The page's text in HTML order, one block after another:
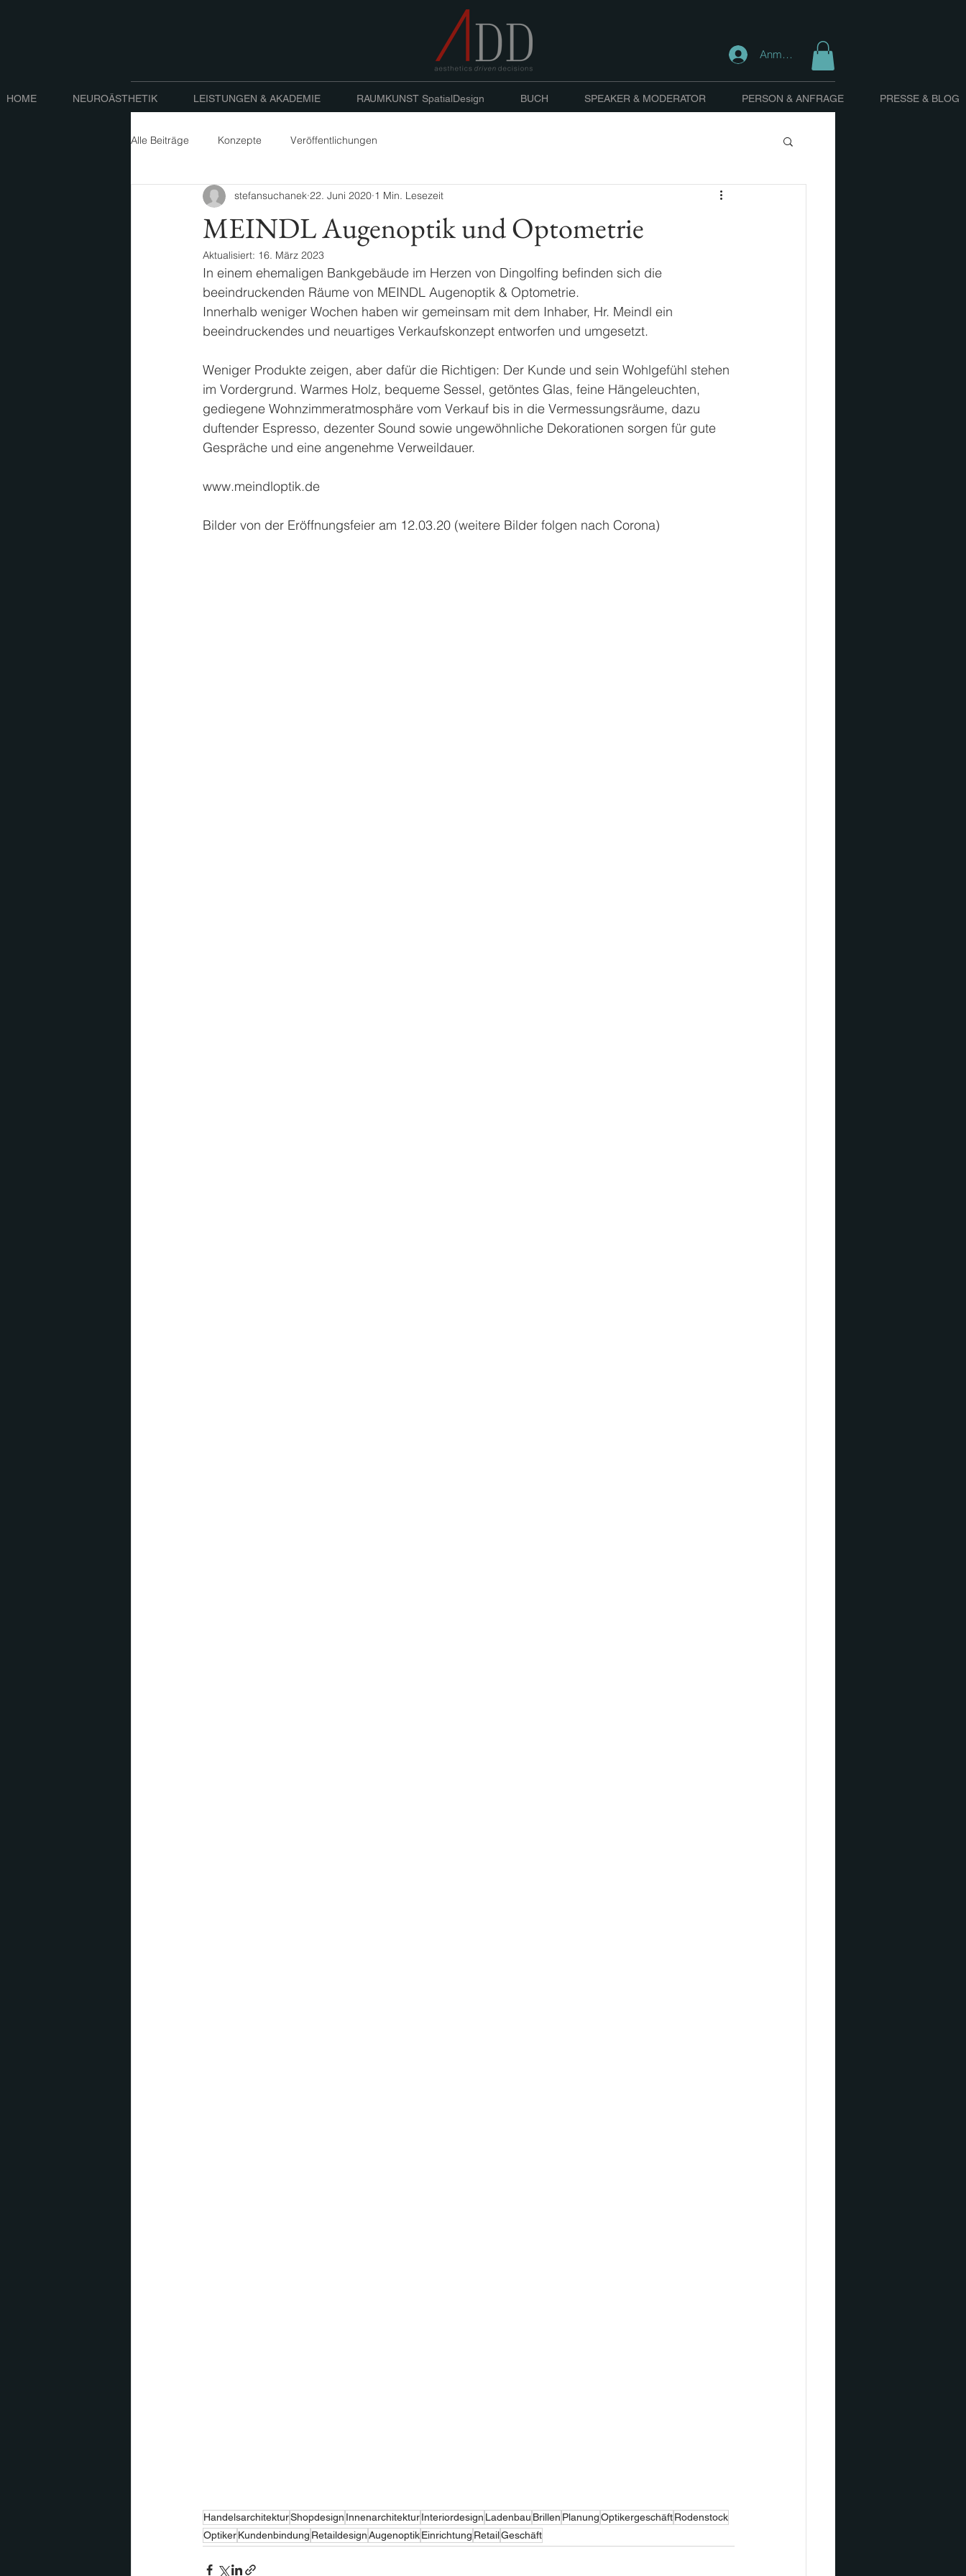
Anmelden
HOME NEUROÄSTHETIK LEISTUNGEN & AKADEMIE RAUMKUNST SpatialDesign BUCH SPEAKER & MODERATOR PERSON & ANFRAGE PRESSE & BLOG
Alle Beiträge Konzepte Veröffentlichungen
MEINDL Augenoptik und Optometrie
stefansuchanek 22. Juni 2020 1 Min. Lesezeit
Aktualisiert: 16. März 2023
In einem ehemaligen Bankgebäude im Herzen von Dingolfing befinden sich die
beeindruckenden Räume von MEINDL Augenoptik & Optometrie.
Innerhalb weniger Wochen haben wir gemeinsam mit dem Inhaber, Hr. Meindl ein
beeindruckendes und neuartiges Verkaufskonzept entworfen und umgesetzt.
Weniger Produkte zeigen, aber dafür die Richtigen: Der Kunde und sein Wohlgefühl stehen
im Vordergrund. Warmes Holz, bequeme Sessel, getöntes Glas, feine Hängeleuchten,
gediegene Wohnzimmeratmosphäre vom Verkauf bis in die Vermessungsräume, dazu
duftender Espresso, dezenter Sound sowie ungewöhnliche Dekorationen sorgen für gute
Gespräche und eine angenehme Verweildauer.
www.meindloptik.de
Bilder von der Eröffnungsfeier am 12.03.20 (weitere Bilder folgen nach Corona)
HandelsarchitekturShopdesign InnenarchitekturInteriordesign Ladenbau Brillen PlanungOptikergeschäftRodenstock
OptikerKundenbindung RetaildesignAugenoptikEinrichtung RetailGeschäft